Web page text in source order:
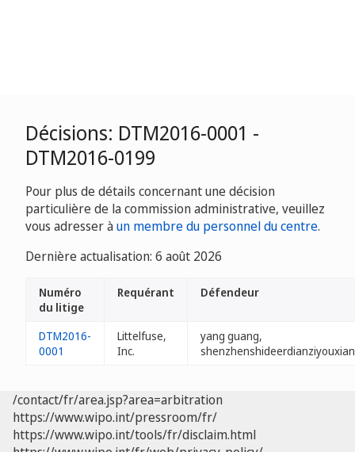
Décisions: DTM2016-0001 -
DTM2016-0199
Pour plus de détails concernant une décision
particulière de la commission administrative, veuillez
vous adresser àun membre du personnel du centre.
Dernière actualisation: 6 août 2026
Numéro
du litige
Requérant Défendeur
DTM2016-
0001
Littelfuse,
Inc.
yang guang,
/contact/fr/area.jsp?area=arbitration
https://www.wipo.int/pressroom/fr/
https://www.wipo.int/tools/fr/disclaim.html